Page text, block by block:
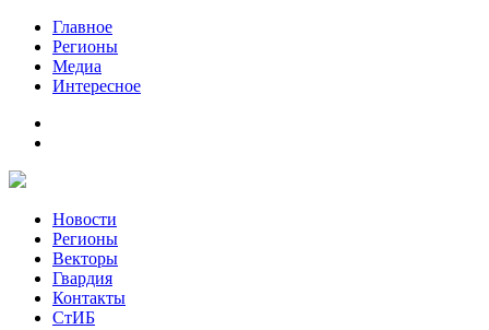
Главное
Регионы
Медиа
Интересное
Новости
Регионы
Векторы
Гвардия
Контакты
СтИБ